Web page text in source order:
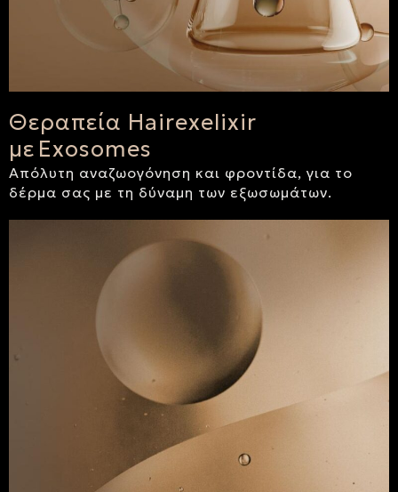
Θεραπεία Hairexelixir
με Exosomes
Απόλυτη αναζωογόνηση και φροντίδα, για το
δέρμα σας με τη δύναμη των εξωσωμάτων.